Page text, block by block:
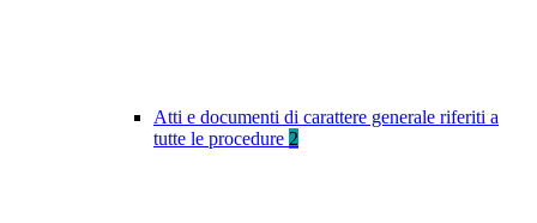
Atti e documenti di carattere generale riferiti a
tutte le procedure 2